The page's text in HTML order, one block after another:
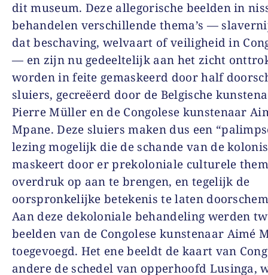
dit museum. Deze allegorische beelden in
behandelen verschillende thema’s —
dat beschaving, welvaart of veiligheid in
— en zijn nu gedeeltelijk aan het zicht
worden in feite gemaskeerd door half
sluiers, gecreëerd door de Belgische
Pierre Müller en de Congolese kunstenaar
Mpane. Deze sluiers maken dus een
lezing mogelijk die de schande van de
maskeert door er prekoloniale culturele
overdruk op aan te brengen, en tegelijk de
oorspronkelijke betekenis te laten
Aan deze dekoloniale behandeling werden
beelden van de Congolese kunstenaar Aimé
toegevoegd. Het ene beeldt de kaart van
andere de schedel van opperhoofd Lusinga,